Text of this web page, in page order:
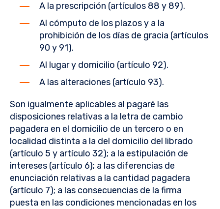
A la prescripción (artículos 88 y 89).
Al cómputo de los plazos y a la
prohibición de los días de gracia (artículos
90 y 91).
Al lugar y domicilio (artículo 92).
A las alteraciones (artículo 93).
Son igualmente aplicables al pagaré las
disposiciones relativas a la letra de cambio
pagadera en el domicilio de un tercero o en
localidad distinta a la del domicilio del librado
(artículo 5 y artículo 32); a la estipulación de
intereses (artículo 6); a las diferencias de
enunciación relativas a la cantidad pagadera
(artículo 7); a las consecuencias de la firma
puesta en las condiciones mencionadas en los